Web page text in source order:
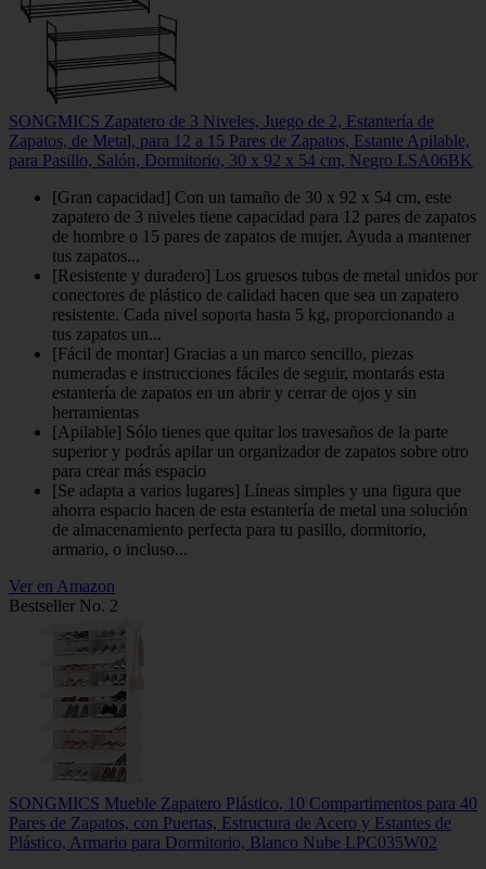
SONGMICS Zapatero de 3 Niveles, Juego de 2, Estantería de
Zapatos, de Metal, para 12 a 15 Pares de Zapatos, Estante Apilable,
para Pasillo, Salón, Dormitorio, 30 x 92 x 54 cm, Negro LSA06BK
[Gran capacidad] Con un tamaño de 30 x 92 x 54 cm, este
zapatero de 3 niveles tiene capacidad para 12 pares de zapatos
de hombre o 15 pares de zapatos de mujer. Ayuda a mantener
tus zapatos...
[Resistente y duradero] Los gruesos tubos de metal unidos por
conectores de plástico de calidad hacen que sea un zapatero
resistente. Cada nivel soporta hasta 5 kg, proporcionando a
tus zapatos un...
[Fácil de montar] Gracias a un marco sencillo, piezas
numeradas e instrucciones fáciles de seguir, montarás esta
estantería de zapatos en un abrir y cerrar de ojos y sin
herramientas
[Apilable] Sólo tienes que quitar los travesaños de la parte
superior y podrás apilar un organizador de zapatos sobre otro
para crear más espacio
[Se adapta a varios lugares] Líneas simples y una figura que
ahorra espacio hacen de esta estantería de metal una solución
de almacenamiento perfecta para tu pasillo, dormitorio,
armario, o incluso...
Ver en Amazon
Bestseller No. 2
SONGMICS Mueble Zapatero Plástico, 10 Compartimentos para 40
Pares de Zapatos, con Puertas, Estructura de Acero y Estantes de
Plástico, Armario para Dormitorio, Blanco Nube LPC035W02